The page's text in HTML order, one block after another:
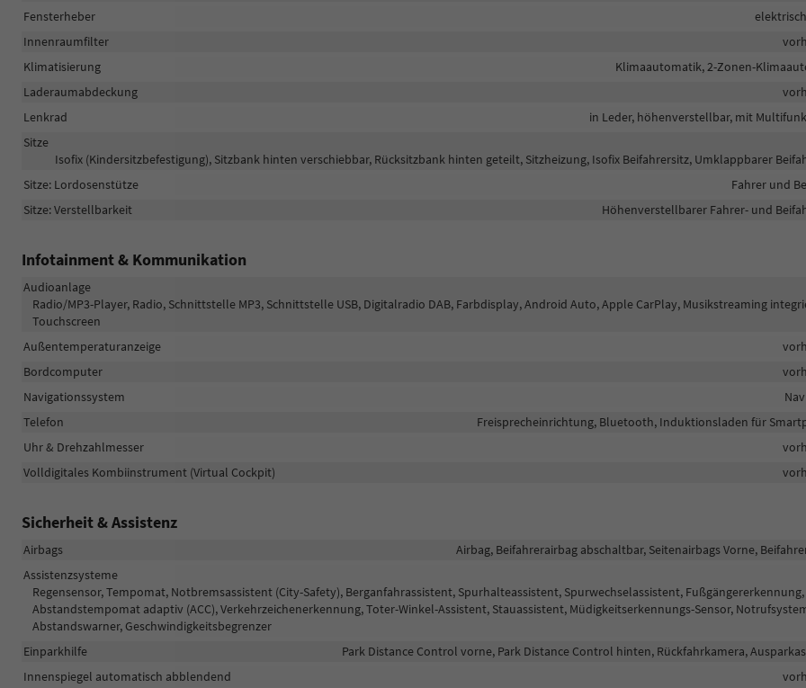
Fensterheber
Innenraumfilter
Klimatisierung
Klimaautomatik, 2-Zonen-
Laderaumabdeckung
Lenkrad
in Leder, höhenverstellbar, mit
Sitze
Isofix (Kindersitzbefestigung), Sitzbank hinten verschiebbar, Rücksitzbank hinten geteilt, Sitzheizung, Isofix Beifahrersitz, Umklappbarer
Sitze: Lordosenstütze
Fahrer und
Sitze: Verstellbarkeit
Höhenverstellbarer Fahrer- und
Infotainment & Kommunikation
Audioanlage
Radio/MP3-Player, Radio, Schnittstelle MP3, Schnittstelle USB, Digitalradio DAB, Farbdisplay, Android Auto, Apple CarPlay, Musikstreaming
Touchscreen
Außentemperaturanzeige
Bordcomputer
Navigationssystem
Telefon
Freisprecheinrichtung, Bluetooth, Induktionsladen für
Uhr & Drehzahlmesser
Volldigitales Kombiinstrument (Virtual Cockpit)
Sicherheit & Assistenz
Airbags
Airbag, Beifahrerairbag abschaltbar, Seitenairbags Vorne,
Assistenzsysteme
Regensensor, Tempomat, Notbremsassistent (City-Safety), Berganfahrassistent, Spurhalteassistent, Spurwechselassistent, Fußgängererkennung,
Abstandstempomat adaptiv (ACC), Verkehrzeichenerkennung, Toter-Winkel-Assistent, Stauassistent, Müdigkeitserkennungs-Sensor,
Abstandswarner, Geschwindigkeitsbegrenzer
Einparkhilfe
Park Distance Control vorne, Park Distance Control hinten, Rückfahrkamera,
Innenspiegel automatisch abblendend